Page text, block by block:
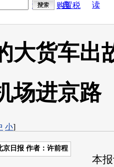
询
典
读
购置税
大货车出
场进京路
小]
京日报 作者：许前程
本报